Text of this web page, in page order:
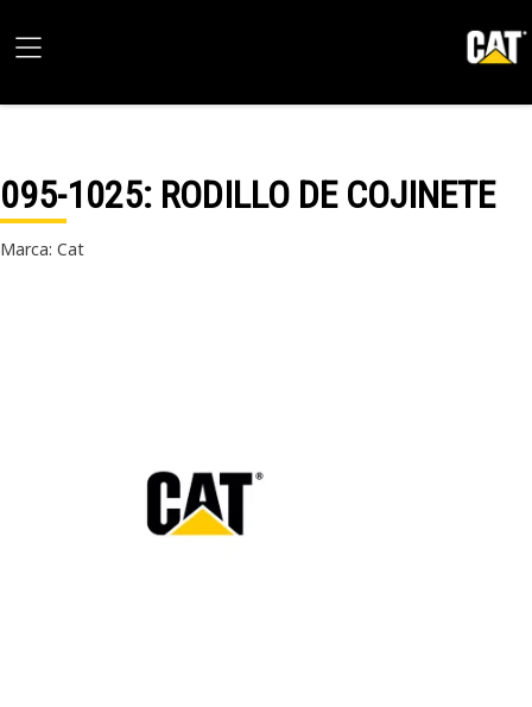
095-1025: RODILLO DE COJINETE
Marca: Cat